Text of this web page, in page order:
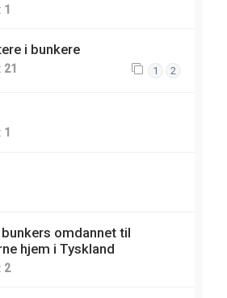
1
i bunkere
21 1 2
1
omdannet til
hjem i Tyskland
2